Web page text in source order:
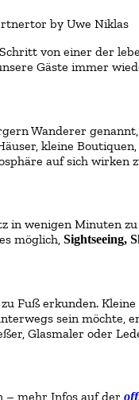
by Uwe Niklas
von einer der
Gäste immer
Wanderer
kleine
auf sich
wenigen Minuten
möglich, Sightseeing,
Fuß erkunden.
sein möchte,
Glasmaler oder
– mehr Infos auf der